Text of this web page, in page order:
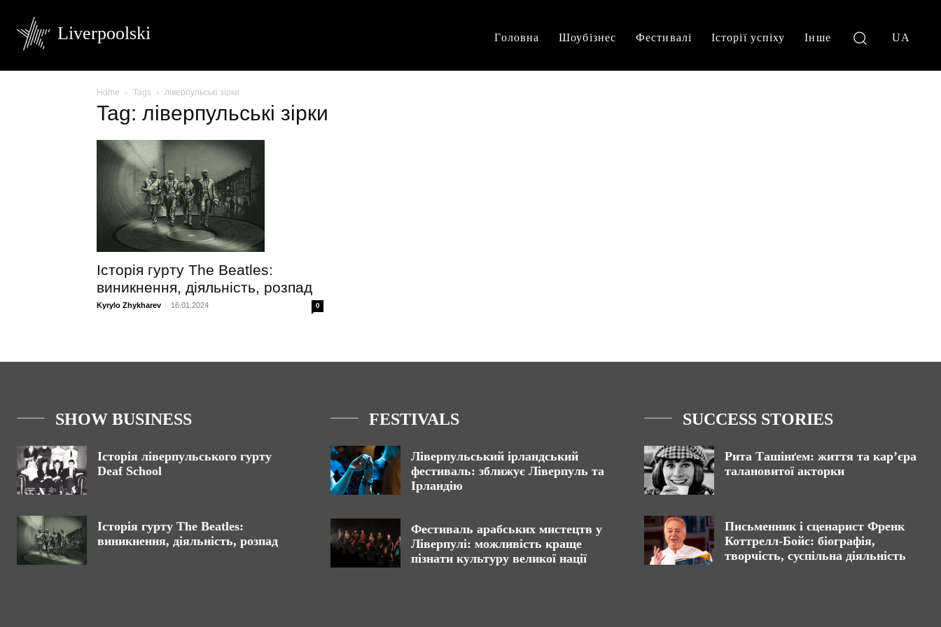
Liverpoolski Головна Шоубізнес Фестивалі Історії успіху Інше UA
Home Tags ліверпульські зірки
Tag: ліверпульські зірки
Історія гурту The Beatles:
виникнення, діяльність, розпад
Kyrylo Zhykharev - 16.01.2024 0
SHOW BUSINESS
Історія ліверпульського гурту
Deaf School
Історія гурту The Beatles:
виникнення, діяльність, розпад
FESTIVALS
Ліверпульський ірландський
фестиваль: зближує Ліверпуль та
Ірландію
Фестиваль арабських мистецтв у
Ліверпулі: можливість краще
пізнати культуру великої нації
SUCCESS STORIES
Рита Ташінґем: життя та кар’єра
талановитої акторки
Письменник і сценарист Френк
Коттрелл-Бойс: біографія,
творчість, суспільна діяльність